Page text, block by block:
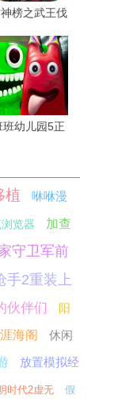
榜之武王伐
班幼儿园5正
植 咻咻漫
览器 加查
守卫军前
手2重装上
伙伴们
阳
海阁
休闲
放置模拟经
时代2虚无 假